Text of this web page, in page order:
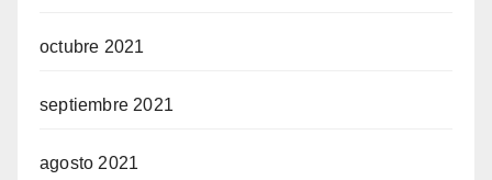
octubre 2021
septiembre 2021
agosto 2021